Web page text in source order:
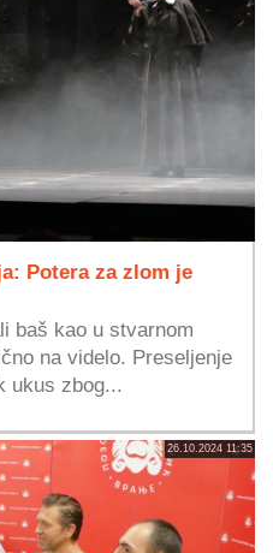
Potera za zlom je
baš kao u stvarnom
na videlo. Preseljenje
ukus zbog...
26.10.2024 11:35